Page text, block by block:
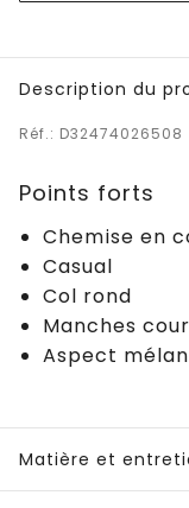
Description du
Réf.: D32474026508
Points forts
Chemise en
Casual
Col rond
Manches
Aspect
Matière et